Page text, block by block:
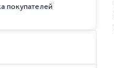
покупателей